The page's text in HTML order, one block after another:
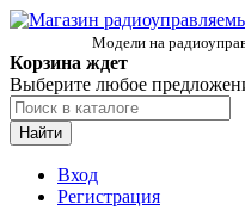
Модели на
Корзина ждет
Выберите любое
Найти
Вход
Регистрация